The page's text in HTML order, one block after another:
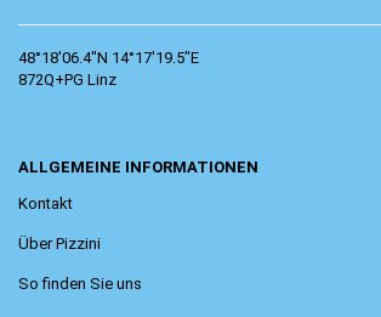
48°18'06.4"N 14°17'19.5"E
872Q+PG Linz
ALLGEMEINE INFORMATIONEN
Kontakt
Über Pizzini
So finden Sie uns